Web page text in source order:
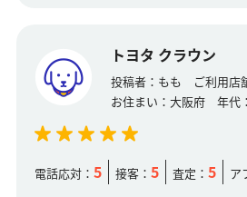
トヨタ クラウン
投稿者： もも ご利用店
お住まい： 大阪府 年代：
電話応対： 5 接客： 5 査定： 5 ア